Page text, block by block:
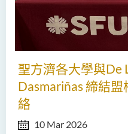
聖方濟各大學與De
Dasmariñas 締結
絡
10 Mar 2026